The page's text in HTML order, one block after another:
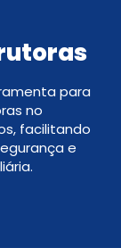
para
no
facilitando
e